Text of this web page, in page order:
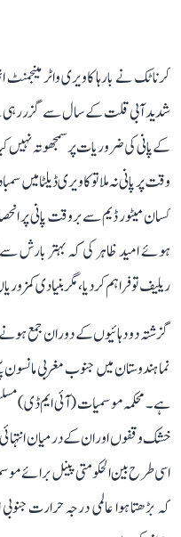
کرناٹک نے بارہا کاویری واٹر
شدید آبی قلت کے سال سے گزر رہی ہے
کے پانی کی ضروریات پر سمجھوتہ نہیں
وقت پر پانی نہ ملا تو کاویری ڈیلٹا
کسان میٹور ڈیم سے بروقت پانی پر
ہوئے امید ظاہر کی کہ بہتر بارش
ریلیف تو فراہم کر دیا، مگر بنیادی
گزشتہ دو دہائیوں کے دوران جمع
نما ہندوستان میں جنوب مغربی مانسون
ہے۔ محکمہ موسمیات (آئی ایم ڈی)
خشک وقفوں اور ان کے درمیان
اسی طرح بین الحکومتی پینل برائے
کہ بڑھتا ہوا عالمی درجہ حرارت